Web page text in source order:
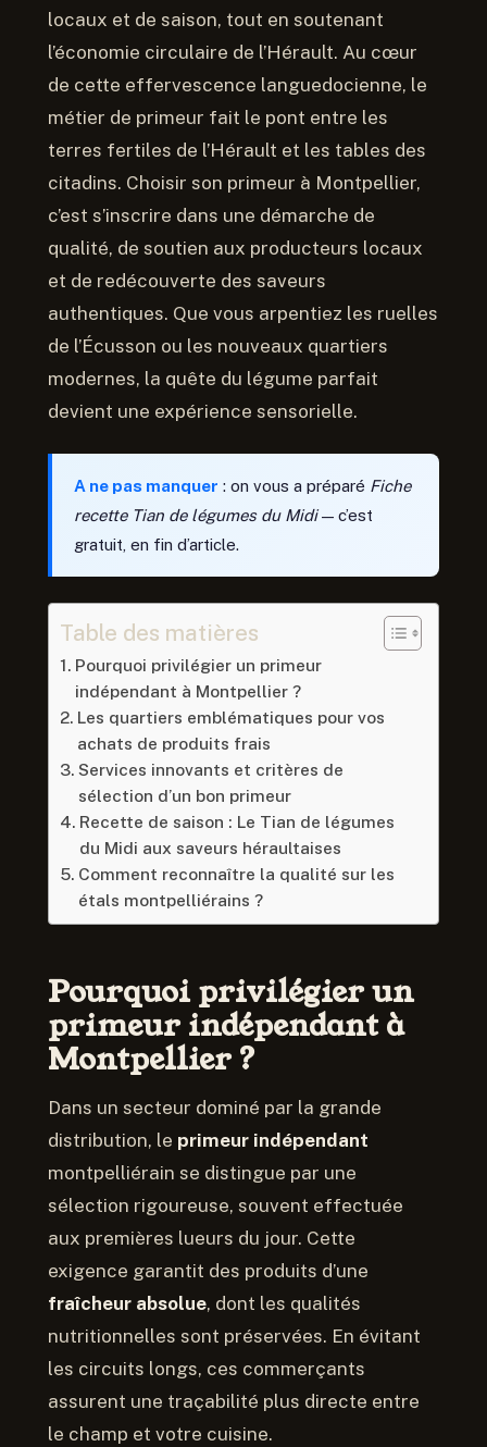
locaux et de saison, tout en soutenant
l’économie circulaire de l’Hérault. Au cœur
de cette effervescence languedocienne, le
métier de primeur fait le pont entre les
terres fertiles de l’Hérault et les tables des
citadins. Choisir son primeur à Montpellier,
c’est s’inscrire dans une démarche de
qualité, de soutien aux producteurs locaux
et de redécouverte des saveurs
authentiques. Que vous arpentiez les ruelles
de l’Écusson ou les nouveaux quartiers
modernes, la quête du légume parfait
devient une expérience sensorielle.
A ne pas manquer : on vous a préparé Fiche
recette Tian de légumes du Midi— c’est
gratuit, en fin d’article.
Table des matières
Pourquoi privilégier un primeur
indépendant à Montpellier ?
Les quartiers emblématiques pour vos
achats de produits frais
Services innovants et critères de
sélection d’un bon primeur
Recette de saison : Le Tian de légumes
du Midi aux saveurs héraultaises
Comment reconnaître la qualité sur les
étals montpelliérains ?
Pourquoi privilégier un
primeur indépendant à
Montpellier ?
Dans un secteur dominé par la grande
distribution, le primeur indépendant
montpelliérain se distingue par une
sélection rigoureuse, souvent effectuée
aux premières lueurs du jour. Cette
exigence garantit des produits d’une
fraîcheur absolue, dont les qualités
nutritionnelles sont préservées. En évitant
les circuits longs, ces commerçants
assurent une traçabilité plus directe entre
le champ et votre cuisine.